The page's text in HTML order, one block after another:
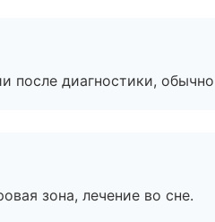
после диагностики,
зона, лечение во сне.